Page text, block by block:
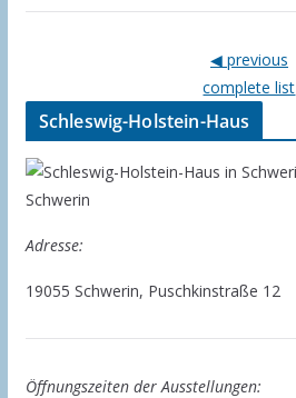
◀ previous
complete list
Schleswig-Holstein-Haus
Adresse:
19055 Schwerin, Puschkinstraße 12
Öffnungszeiten der Ausstellungen: